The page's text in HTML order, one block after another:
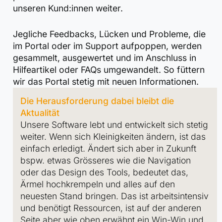
unseren Kund:innen weiter.
Jegliche Feedbacks, Lücken und Probleme, die
im Portal oder im Support aufpoppen, werden
gesammelt, ausgewertet und im Anschluss in
Hilfeartikel oder FAQs umgewandelt. So füttern
wir das Portal stetig mit neuen Informationen.
Die Herausforderung dabei bleibt die
Aktualität
Unsere Software lebt und entwickelt sich stetig
weiter. Wenn sich Kleinigkeiten ändern, ist das
einfach erledigt. Ändert sich aber in Zukunft
bspw. etwas Grösseres wie die Navigation
oder das Design des Tools, bedeutet das,
Ärmel hochkrempeln und alles auf den
neuesten Stand bringen. Das ist arbeitsintensiv
und benötigt Ressourcen, ist auf der anderen
Seite aber wie oben erwähnt ein Win-Win und